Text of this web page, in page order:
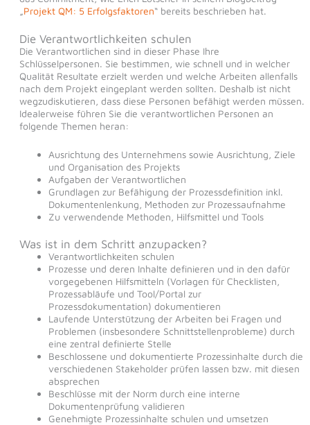
Projekt QM: 5 Erfolgsfaktoren“ bereits beschrieben hat.
Die Verantwortlichkeiten schulen
Die Verantwortlichen sind in dieser Phase Ihre
Schlüsselpersonen. Sie bestimmen, wie schnell und in welcher
Qualität Resultate erzielt werden und welche Arbeiten allenfalls
nach dem Projekt eingeplant werden sollten. Deshalb ist nicht
wegzudiskutieren, dass diese Personen befähigt werden müssen.
Idealerweise führen Sie die verantwortlichen Personen an
folgende Themen heran:
Ausrichtung des Unternehmens sowie Ausrichtung, Ziele
und Organisation des Projekts
Aufgaben der Verantwortlichen
Grundlagen zur Befähigung der Prozessdefinition inkl.
Dokumentenlenkung, Methoden zur Prozessaufnahme
Zu verwendende Methoden, Hilfsmittel und Tools
Was ist in dem Schritt anzupacken?
Verantwortlichkeiten schulen
Prozesse und deren Inhalte definieren und in den dafür
vorgegebenen Hilfsmitteln (Vorlagen für Checklisten,
Prozessabläufe und Tool/Portal zur
Prozessdokumentation) dokumentieren
Laufende Unterstützung der Arbeiten bei Fragen und
Problemen (insbesondere Schnittstellenprobleme) durch
eine zentral definierte Stelle
Beschlossene und dokumentierte Prozessinhalte durch die
verschiedenen Stakeholder prüfen lassen bzw. mit diesen
absprechen
Beschlüsse mit der Norm durch eine interne
Dokumentenprüfung validieren
Genehmigte Prozessinhalte schulen und umsetzen